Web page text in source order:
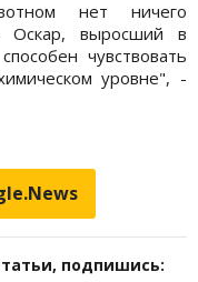
нет ничего
Оскар, выросший в
чувствовать
уровне", -
подпишись: